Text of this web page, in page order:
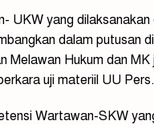
UKW yang
dalam putusan
Hukum dan MK
uji materiil UU Pers.
Wartawan-SKW